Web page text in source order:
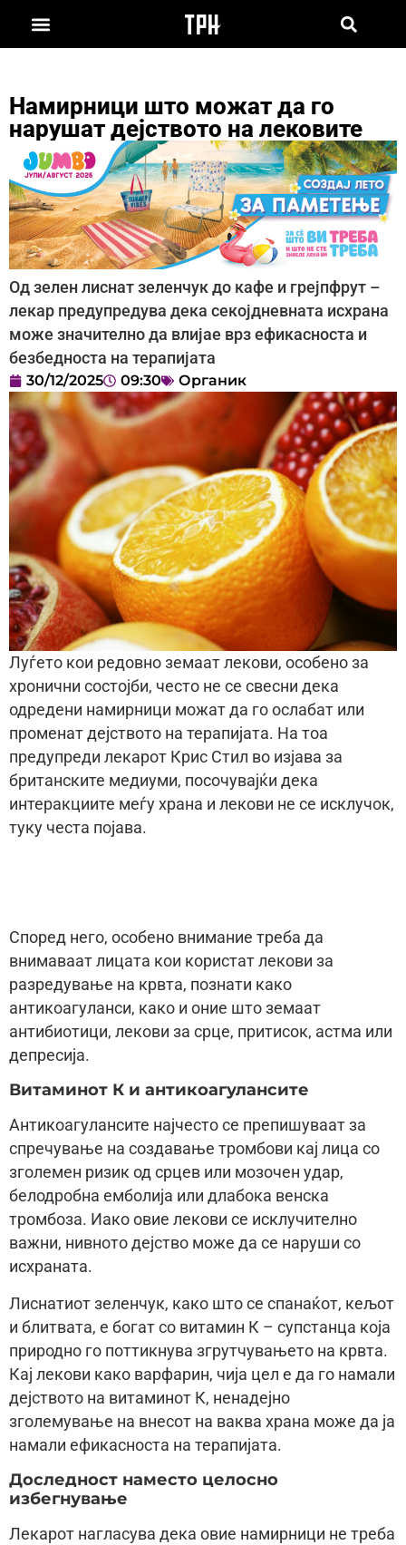
Намирници што можат да го
нарушат дејството на лековите
Од зелен лиснат зеленчук до кафе и грејпфрут –
лекар предупредува дека секојдневната исхрана
може значително да влијае врз ефикасноста и
безбедноста на терапијата
30/12/2025 09:30 Органик
Луѓето кои редовно земаат лекови, особено за
хронични состојби, често не се свесни дека
одредени намирници можат да го ослабат или
променат дејството на терапијата. На тоа
предупреди лекарот Крис Стил во изјава за
британските медиуми, посочувајќи дека
интеракциите меѓу храна и лекови не се исклучок,
туку честа појава.
Според него, особено внимание треба да
внимаваат лицата кои користат лекови за
разредување на крвта, познати како
антикоагуланси, како и оние што земаат
антибиотици, лекови за срце, притисок, астма или
депресија.
Витаминот К и антикоагулансите
Антикоагулансите најчесто се препишуваат за
спречување на создавање тромбови кај лица со
зголемен ризик од срцев или мозочен удар,
белодробна емболија или длабока венска
тромбоза. Иако овие лекови се исклучително
важни, нивното дејство може да се наруши со
исхраната.
Лиснатиот зеленчук, како што се спанаќот, кељот
и блитвата, е богат со витамин К – супстанца која
природно го поттикнува згрутчувањето на крвта.
Кај лекови како варфарин, чија цел е да го намали
дејството на витаминот К, ненадејно
зголемување на внесот на ваква храна може да ја
намали ефикасноста на терапијата.
Доследност наместо целосно
избегнување
Лекарот нагласува дека овие намирници не треба